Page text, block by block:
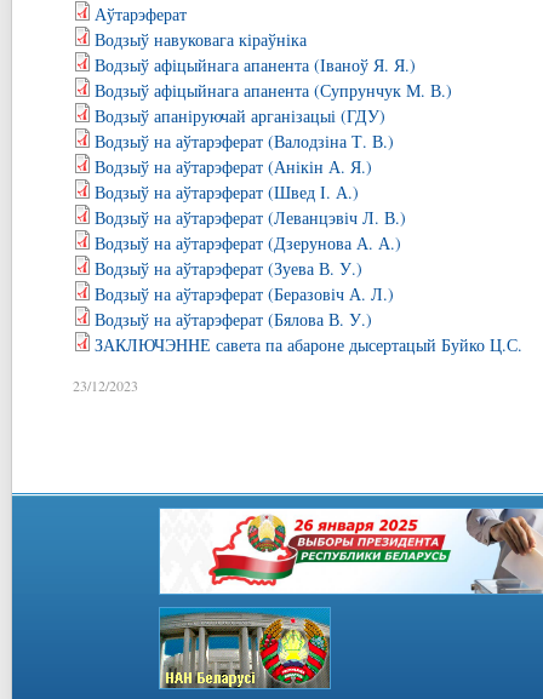
Аўтарэферат
Водзыў навуковага кіраўніка
Водзыў афіцыйнага апанента (Іваноў Я. Я.)
Водзыў афіцыйнага апанента (Супрунчук М. В.)
Водзыў апаніруючай арганізацыі (ГДУ)
Водзыў на аўтарэферат (Валодзіна Т. В.)
Водзыў на аўтарэферат (Анікін А. Я.)
Водзыў на аўтарэферат (Швед І. А.)
Водзыў на аўтарэферат (Леванцэвіч Л. В.)
Водзыў на аўтарэферат (Дзерунова А. А.)
Водзыў на аўтарэферат (Зуева В. У.)
Водзыў на аўтарэферат (Беразовіч А. Л.)
Водзыў на аўтарэферат (Бялова В. У.)
ЗАКЛЮЧЭННЕ савета па абароне дысертацый Буйко Ц.С.
23/12/2023